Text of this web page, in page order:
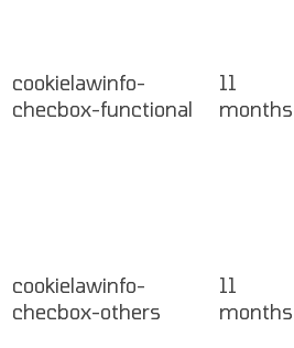
cookielawinfo-
checbox-functional
11
months
cookielawinfo-
checbox-others
11
months